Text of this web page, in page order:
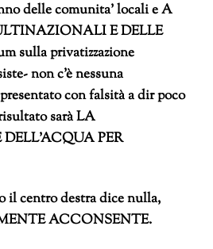
delle comunita’ locali e A
E DELLE
sulla privatizzazione
non c’è nessuna
con falsità a dir poco
sarà LA
PER
il centro destra dice nulla,
ACCONSENTE.